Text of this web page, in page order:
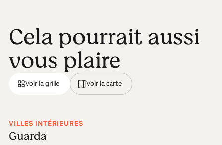
Cela pourrait aussi
vous plaire
Voir la grille Voir la carte
VILLES INTÉRIEURES
Guarda